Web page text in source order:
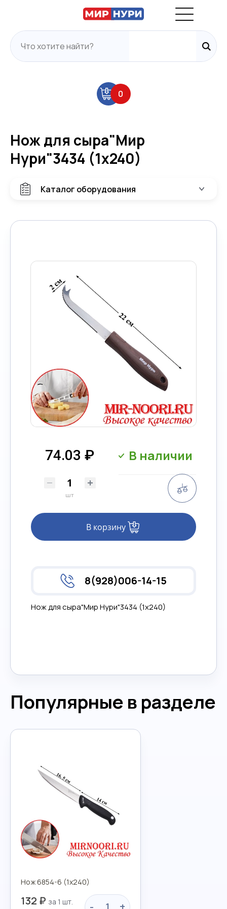
0
Нож для сыра"Мир
Нури"3434 (1х240)
74.03 ₽
шт
В корзину
В наличии
8(928)006-14-15
Нож для сыра"Мир Нури"3434 (1х240)
Популярные в разделе
Нож 6854-6 (1х240)
132 ₽